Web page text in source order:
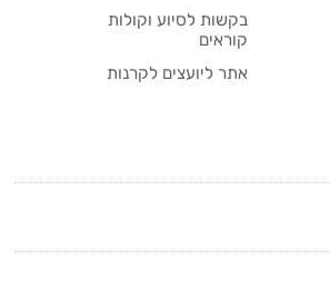
בקשות לסיוע וקולות
קוראים
אתר ליועצים לקרנות